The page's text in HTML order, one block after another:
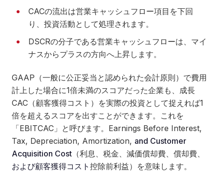
CACの流出は営業キャッシュフロー項目を下回
り、投資活動として処理されます。
DSCRの分子である営業キャッシュフローは、マイ
ナスからプラスの方向へ上昇します。
GAAP（一般に公正妥当と認められた会計原則）で費用
計上した場合に1倍未満のスコアだった企業も、成長
CAC（顧客獲得コスト）を実際の投資として捉えれば1
倍を超えるスコアを出すことができます。これを
「EBITCAC」と呼びます。Earnings Before Interest,
Tax, Depreciation, Amortization, and Customer
Acquisition Cost （利息、税金、減価償却費、償却費、
および顧客獲得コスト 控除前利益）を意味します。